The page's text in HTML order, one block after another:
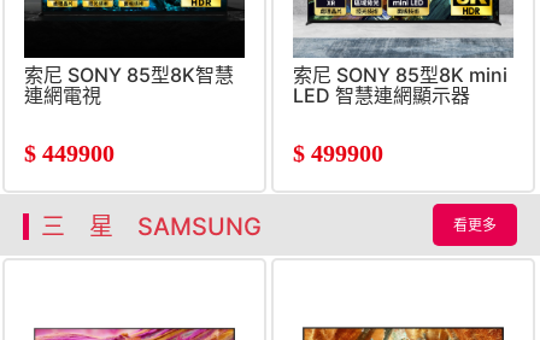
索尼 SONY 85型8K智慧
連網電視
$ 449900
索尼 SONY 85型8K mini
LED 智慧連網顯示器
$ 499900
三 星 SAMSUNG 看更多